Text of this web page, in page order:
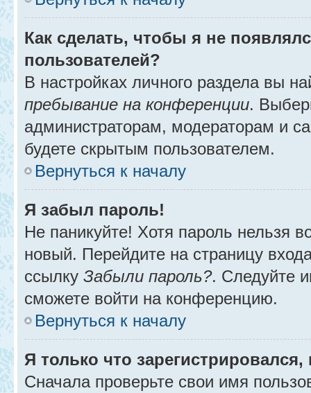
Как сделать, чтобы я не
пользователей?
В настройках личного раздела вы
пребывание на конференции.
администраторам, модераторам и
будете скрытым пользователем.
Вернуться к началу
Я забыл пароль!
Не паникуйте! Хотя пароль нельзя
новый. Перейдите на страницу
ссылку Забыли пароль?. Следуйте
сможете войти на конференцию.
Вернуться к началу
Я только что
Сначала проверьте свои имя